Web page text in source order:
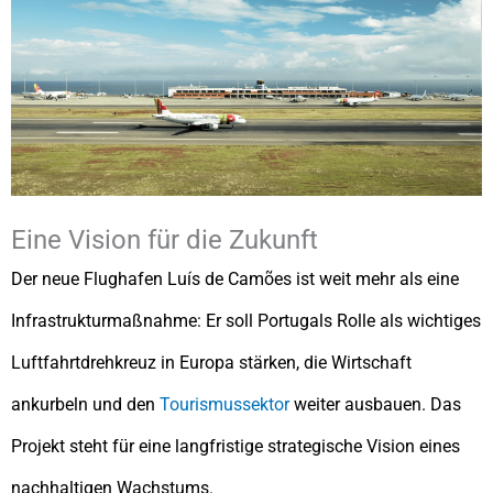
Eine Vision für die Zukunft
Der neue Flughafen Luís de Camões ist weit mehr als eine
Infrastrukturmaßnahme: Er soll Portugals Rolle als wichtiges
Luftfahrtdrehkreuz in Europa stärken, die Wirtschaft
ankurbeln und den Tourismussektorweiter ausbauen. Das
Projekt steht für eine langfristige strategische Vision eines
nachhaltigen Wachstums.